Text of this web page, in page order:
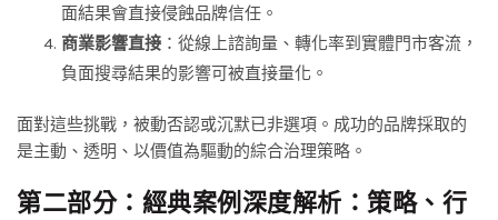
面結果會直接侵蝕品牌信任。
商業影響直接 ：從線上諮詢量、轉化率到實體門市客流，
負面搜尋結果的影響可被直接量化。
面對這些挑戰，被動否認或沉默已非選項。成功的品牌採取的
是主動、透明、以價值為驅動的綜合治理策略。
第二部分：經典案例深度解析：策略、行